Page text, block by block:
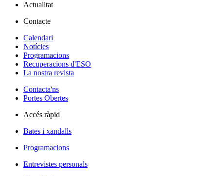
Actualitat
Contacte
Calendari
Notícies
Programacions
Recuperacions d'ESO
La nostra revista
Contacta'ns
Portes Obertes
Accés ràpid
Bates i xandalls
Programacions
Entrevistes personals